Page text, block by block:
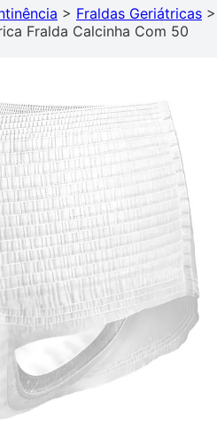
> Fraldas Geriátricas >
Fralda Calcinha Com 50